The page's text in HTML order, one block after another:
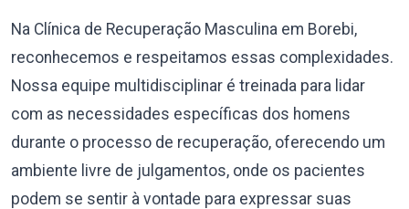
Na Clínica de Recuperação Masculina em Borebi,
reconhecemos e respeitamos essas complexidades.
Nossa equipe multidisciplinar é treinada para lidar
com as necessidades específicas dos homens
durante o processo de recuperação, oferecendo um
ambiente livre de julgamentos, onde os pacientes
podem se sentir à vontade para expressar suas